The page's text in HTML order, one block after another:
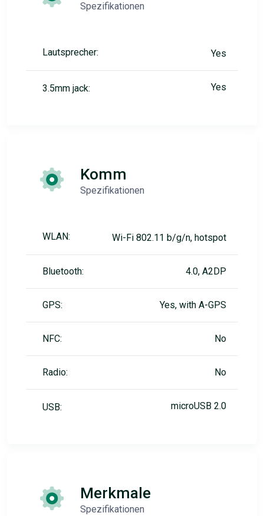
Spezifikationen
Lautsprecher: Yes
3.5mm jack: Yes
Komm
Spezifikationen
WLAN: Wi-Fi 802.11 b/g/n, hotspot
Bluetooth: 4.0, A2DP
GPS: Yes, with A-GPS
NFC: No
Radio: No
USB: microUSB 2.0
Merkmale
Spezifikationen